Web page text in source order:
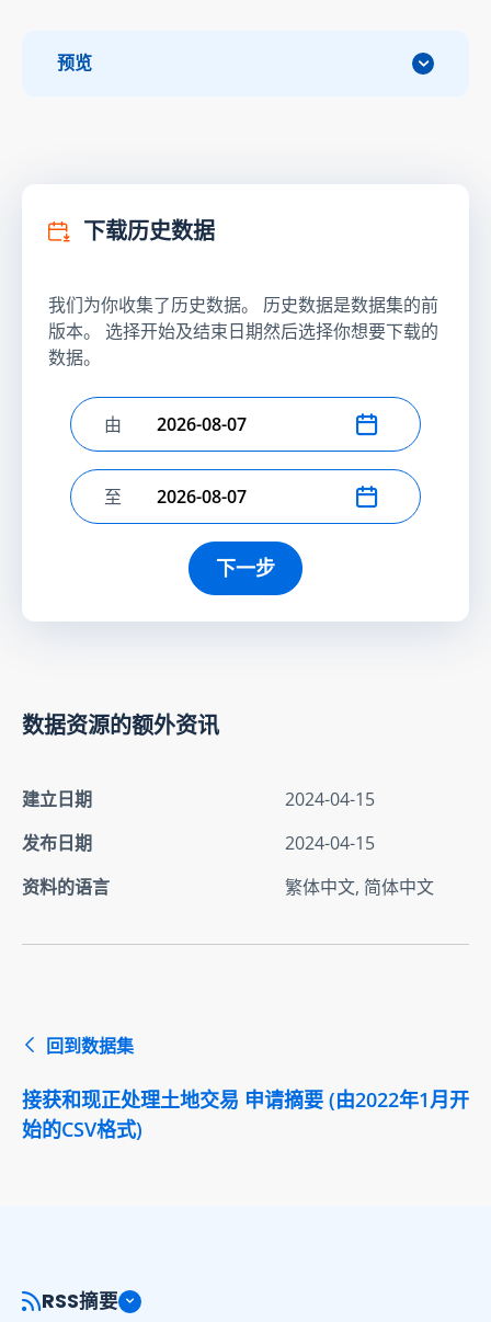
预览
下载历史数据
我们为你收集了历史数据。 历史数据是数据集的前
版本。 选择开始及结束日期然后选择你想要下载的
数据。
选择开始日期
由
选择结束日期
至
下一步
数据资源的额外资讯
建立日期
2024-04-15
发布日期
2024-04-15
资料的语言
繁体中文, 简体中文
回到数据集
接获和现正处理土地交易 申请摘要 (由2022年1月开
始的CSV格式)
RSS摘要